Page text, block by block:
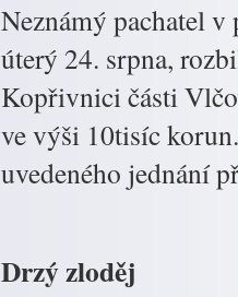
Neznámý pachatel v
úterý 24. srpna,
Kopřivnici části
ve výši 10tisíc
uvedeného jednání
Drzý zloděj